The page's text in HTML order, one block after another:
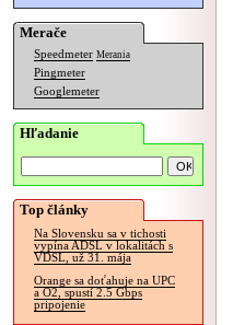
Merače
Speedmeter Merania
Pingmeter
Googlemeter
Hľadanie
Top články
Na Slovensku sa v tichosti
vypína ADSL v lokalitách s
VDSL, už 31. mája
Orange sa doťahuje na UPC
a O2, spustí 2.5 Gbps
pripojenie